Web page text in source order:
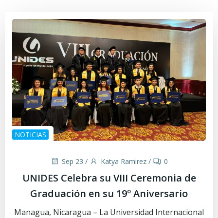
NOTICIAS
Sep 23 / Katya Ramirez / 0
UNIDES Celebra su VIII Ceremonia de
Graduación en su 19º Aniversario
Managua, Nicaragua – La Universidad Internacional